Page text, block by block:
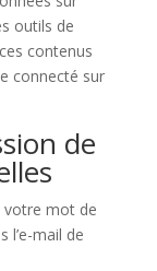
outils de
contenus
connecté sur
de
votre mot de
l’e-mail de